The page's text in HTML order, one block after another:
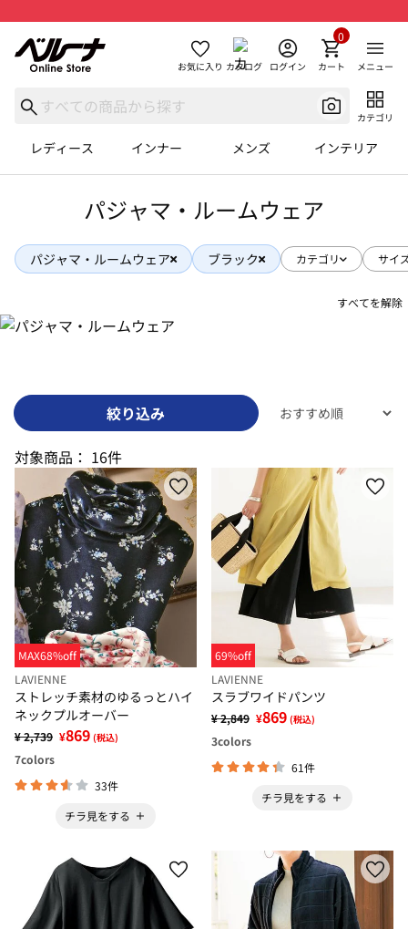
お気に入り カタログ ログイン カート
0
メニュー
カテゴリ
レディース インナー メンズ インテリア
パジャマ・ルームウェア
パジャマ・ルームウェア ブラック カテゴリ サイ
すべてを解除
絞り込み
対象商品： 16件
MAX68%off
LAVIENNE
ストレッチ素材のゆるっとハイ
ネックプルオーバー
¥ 2,739 ¥869 (税込)
7colors
33件
チラ見をする
69%off
LAVIENNE
スラブワイドパンツ
¥ 2,849 ¥869 (税込)
3colors
61件
チラ見をする